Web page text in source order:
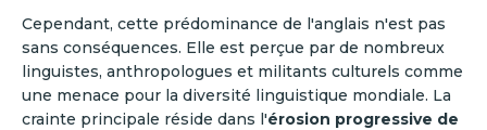
Cependant, cette prédominance de l'anglais n'est pas
sans conséquences. Elle est perçue par de nombreux
linguistes, anthropologues et militants culturels comme
une menace pour la diversité linguistique mondiale. La
crainte principale réside dans l'érosion progressive de